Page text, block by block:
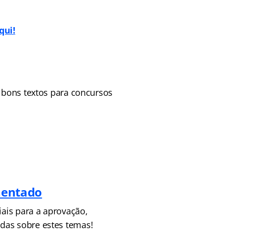
textos para concursos
para a aprovação,
sobre estes temas!